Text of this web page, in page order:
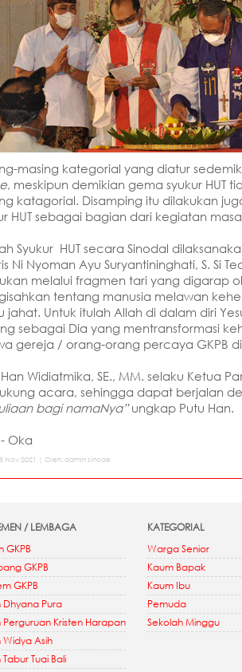
masing kategorial yang diatur
, meskipun demikian gema syukur
katagorial. Disamping itu dilakukan
HUT sebagai bagian dari kegiatan masa
Syukur HUT secara Sinodal
Ni Nyoman Ayu Suryantininghati, S. Si
melalui fragmen tari yang digarap
tentang manusia melawan
jahat. Untuk itulah Allah di dalam diri
sebagai Dia yang mentransformasi
gereja / orang-orang percaya GKPB
Widiatmika, SE., MM. selaku Ketua
acara, sehingga dapat berjalan
bagi namaNya”ungkap Putu Han.
Oka
Nov 2021 | Oleh: admin sinode
/ LEMBAGA
GKPB
GKPB
GKPB
Dhyana Pura
Perguruan Kristen Harapan
Widya Asih
Tuai Bali
KATEGORIAL
Warga Senior
Kaum Bapak
Kaum Ibu
Pemuda
Sekolah Minggu